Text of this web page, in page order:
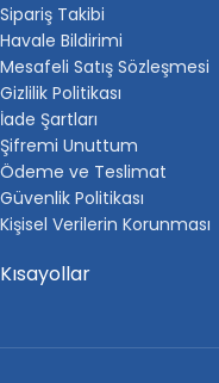
Sipariş Takibi
Havale Bildirimi
Mesafeli Satış Sözleşmesi
Gizlilik Politikası
İade Şartları
Şifremi Unuttum
Ödeme ve Teslimat
Güvenlik Politikası
Kişisel Verilerin Korunması
Kısayollar